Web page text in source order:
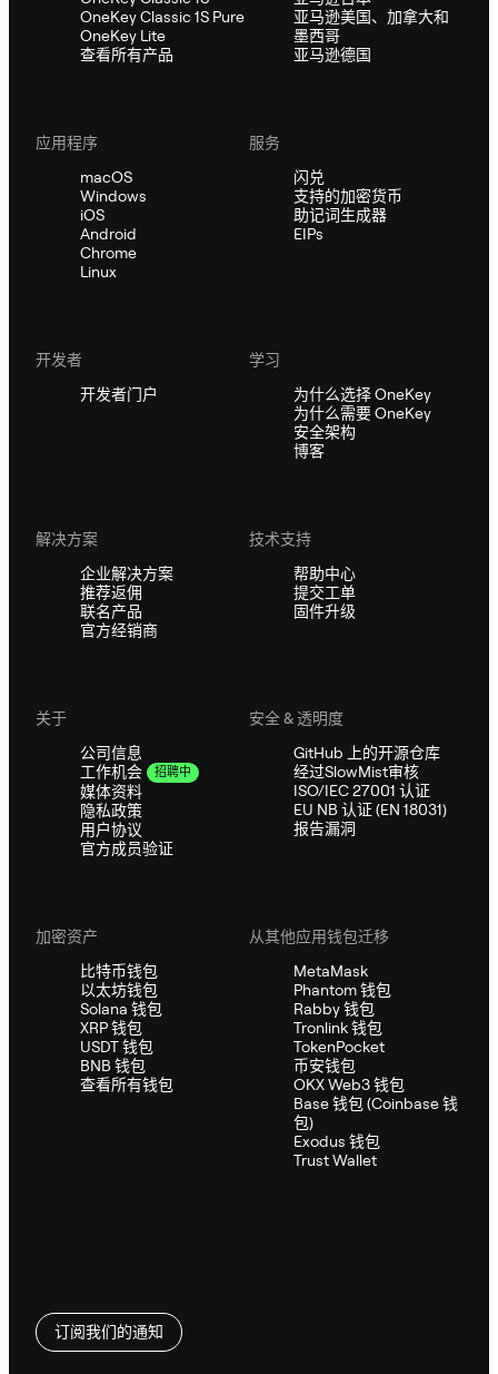
OneKey Classic 1S Pure
OneKey Lite
查看所有产品
亚马逊美国、加拿大和
墨西哥
亚马逊德国
应用程序
macOS
Windows
iOS
Android
Chrome
Linux
服务
闪兑
支持的加密货币
助记词生成器
EIPs
开发者
开发者门户
学习
为什么选择 OneKey
为什么需要 OneKey
安全架构
博客
解决方案
企业解决方案
推荐返佣
联名产品
官方经销商
技术支持
帮助中心
提交工单
固件升级
关于
公司信息
工作机会
招聘中
媒体资料
隐私政策
用户协议
官方成员验证
安全 & 透明度
GitHub 上的开源仓库
经过SlowMist审核
ISO/IEC 27001 认证
EU NB 认证 (EN 18031)
报告漏洞
加密资产
比特币钱包
以太坊钱包
Solana 钱包
XRP 钱包
USDT 钱包
BNB 钱包
查看所有钱包
从其他应用钱包迁移
MetaMask
Phantom 钱包
Rabby 钱包
Tronlink 钱包
TokenPocket
币安钱包
OKX Web3 钱包
Base 钱包 (Coinbase 钱
包)
Exodus 钱包
Trust Wallet
订阅我们的通知